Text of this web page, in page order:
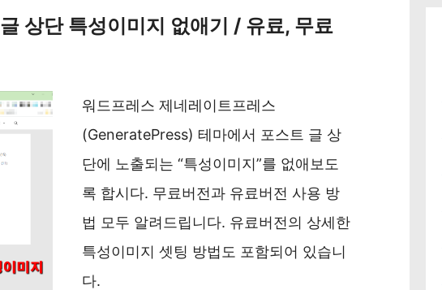
상단 특성이미지 없애기 / 유료, 무료
워드프레스 제네레이트프레스
(GeneratePress) 테마에서 포스트 글 상
단에 노출되는 “특성이미지”를 없애보도
록 합시다. 무료버전과 유료버전 사용 방
법 모두 알려드립니다. 유료버전의 상세한
특성이미지 셋팅 방법도 포함되어 있습니
다.